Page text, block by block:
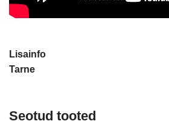
Lisainfo
Tarne
Seotud tooted